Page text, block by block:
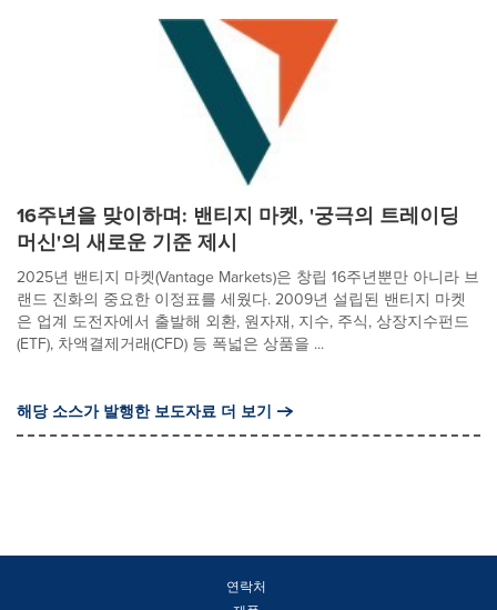
16주년을 맞이하며: 밴티지 마켓, '궁극의 트레이딩
머신'의 새로운 기준 제시
2025년 밴티지 마켓(Vantage Markets)은 창립 16주년뿐만 아니라 브
랜드 진화의 중요한 이정표를 세웠다. 2009년 설립된 밴티지 마켓
은 업계 도전자에서 출발해 외환, 원자재, 지수, 주식, 상장지수펀드
(ETF), 차액결제거래(CFD) 등 폭넓은 상품을 ...
해당 소스가 발행한 보도자료 더 보기
연락처